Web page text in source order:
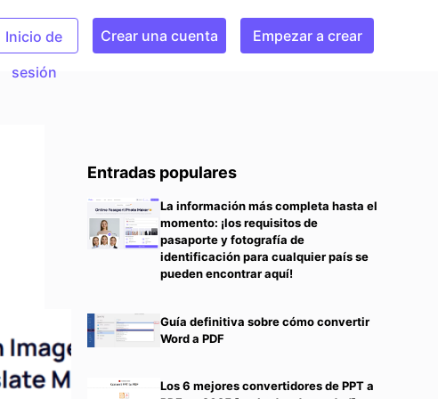
Inicio de
sesión
Crear una cuenta Empezar a crear
Entradas populares
La información más completa hasta el
momento: ¡los requisitos de
pasaporte y fotografía de
identificación para cualquier país se
pueden encontrar aquí!
Guía definitiva sobre cómo convertir
Word a PDF
Los 6 mejores convertidores de PPT a